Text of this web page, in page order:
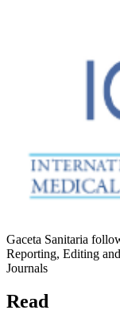
Gaceta Sanitaria
Reporting, Editing
Journals
Read